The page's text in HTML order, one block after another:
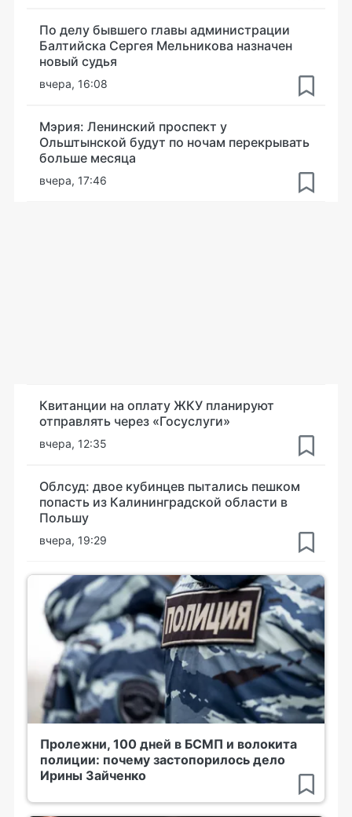
По делу бывшего главы администрации
Балтийска Сергея Мельникова назначен
новый судья
вчера, 16:08
Мэрия: Ленинский проспект у
Ольштынской будут по ночам перекрывать
больше месяца
вчера, 17:46
Квитанции на оплату ЖКУ планируют
отправлять через «Госуслуги»
вчера, 12:35
Облсуд: двое кубинцев пытались пешком
попасть из Калининградской области в
Польшу
вчера, 19:29
Пролежни, 100 дней в БСМП и волокита
полиции: почему застопорилось дело
Ирины Зайченко